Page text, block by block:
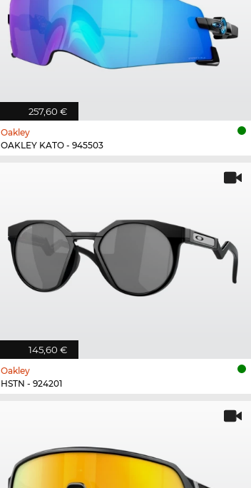
257,60 €
Oakley
OAKLEY KATO - 945503
145,60 €
Oakley
HSTN - 924201